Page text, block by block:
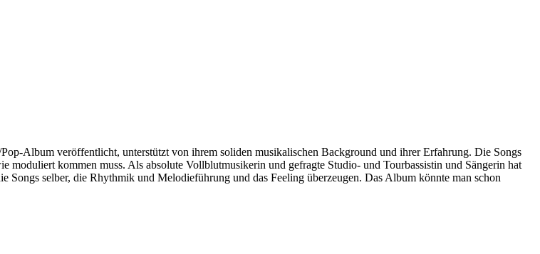
Album veröffentlicht, unterstützt von ihrem soliden musikalischen Background und ihrer Erfahrung. Die Songs
kommen muss. Als absolute Vollblutmusikerin und gefragte Studio- und Tourbassistin und Sängerin hat
selber, die Rhythmik und Melodieführung und das Feeling überzeugen. Das Album könnte man schon